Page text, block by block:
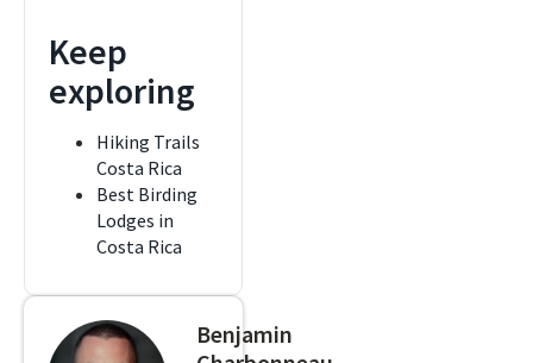
Keep
exploring
Hiking Trails
Costa Rica
Best Birding
Lodges in
Costa Rica
Benjamin